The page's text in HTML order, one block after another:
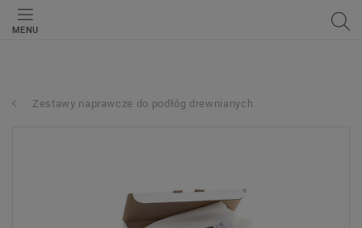
MENU
Zestawy naprawcze do podłóg drewnianych